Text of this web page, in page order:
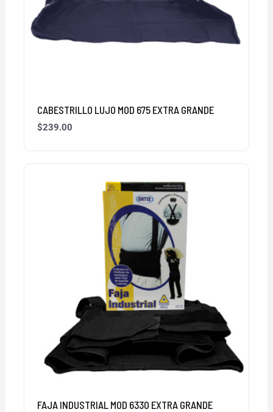
CABESTRILLO LUJO MOD 675 EXTRA GRANDE
$239.00
FAJA INDUSTRIAL MOD 6330 EXTRA GRANDE